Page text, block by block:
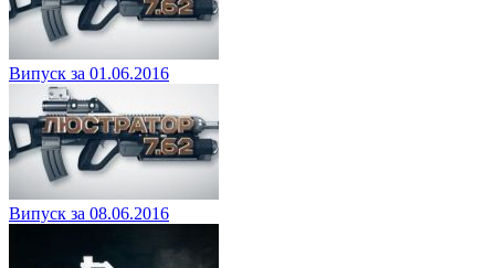
Випуск за 01.06.2016
Випуск за 08.06.2016